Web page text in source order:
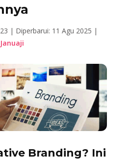
| Diperbarui: 11 Agu 2025 |
Branding? Ini